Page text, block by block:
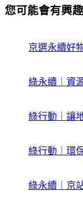
您可能會有興
京選永續好
綠永續｜資
綠行動｜讓
綠行動｜環
綠永續｜京